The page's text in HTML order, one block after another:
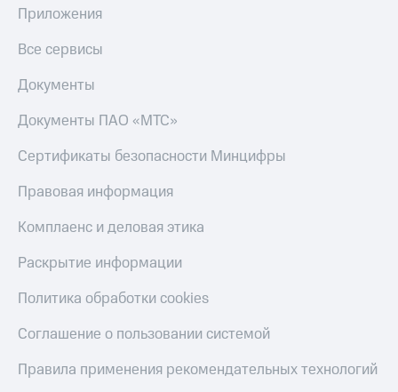
Приложения
Все сервисы
Документы
Документы ПАО «МТС»
Сертификаты безопасности Минцифры
Правовая информация
Комплаенс и деловая этика
Раскрытие информации
Политика обработки cookies
Соглашение о пользовании системой
Правила применения рекомендательных технологий